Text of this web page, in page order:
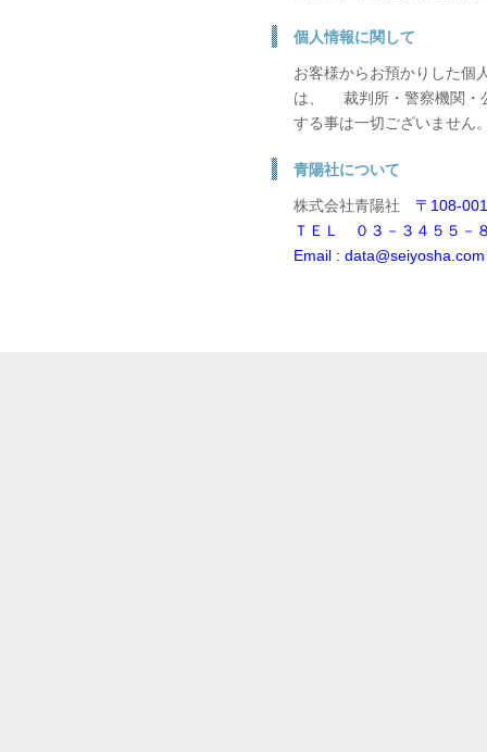
個人情報に関して
お客様からお預かりした個
は、 裁判所・警察機関・
する事は一切ございません
青陽社について
株式会社青陽社 〒108-
ＴＥＬ ０３－３４５５－
Email : data@seiyosha.com